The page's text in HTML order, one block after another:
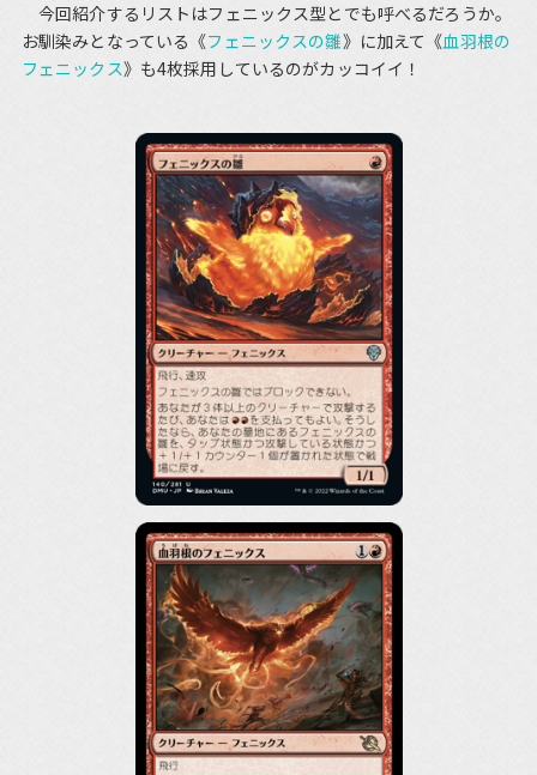
今回紹介するリストはフェニックス型とでも呼べるだろうか。
お馴染みとなっている《フェニックスの雛》に加えて《血羽根の
フェニックス》も4枚採用しているのがカッコイイ！